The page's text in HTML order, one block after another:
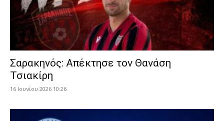
Σαρακηνός: Απέκτησε τον Θανάση
Τσιακίρη
16 Ιουνίου 2026 10:26